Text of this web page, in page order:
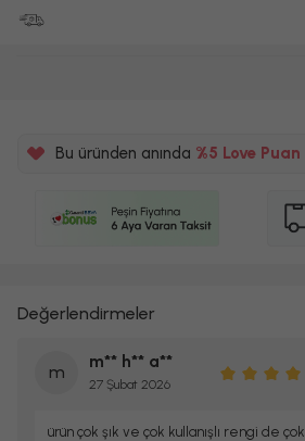
Bu üründen anında %5 Love Puan
Değerlendirmeler
m
m** h** a**
27 Şubat 2026
ürün çok şık ve çok kullanışlı rengi de çok